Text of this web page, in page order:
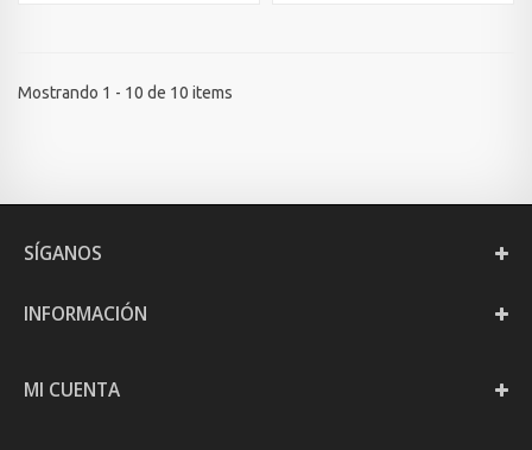
Mostrando 1 - 10 de 10 items
SÍGANOS
INFORMACIÓN
MI CUENTA